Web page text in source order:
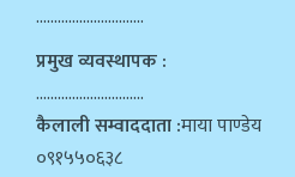
…………………………
प्रमुख व्यवस्थापक :
…………………………
कैलाली सम्वाददाता :माया पाण्डेय
०९१५५०६३८